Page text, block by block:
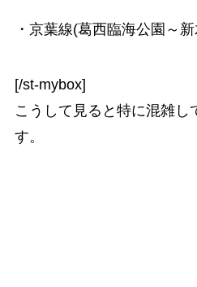
・京葉線(葛西臨海公園～
[/st-mybox]
こうして見ると特に混雑し
す。